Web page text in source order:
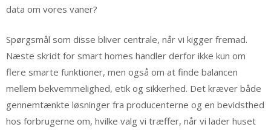
data om vores vaner?
Spørgsmål som disse bliver centrale, når vi kigger fremad.
Næste skridt for smart homes handler derfor ikke kun om
flere smarte funktioner, men også om at finde balancen
mellem bekvemmelighed, etik og sikkerhed. Det kræver både
gennemtænkte løsninger fra producenterne og en bevidsthed
hos forbrugerne om, hvilke valg vi træffer, når vi lader huset